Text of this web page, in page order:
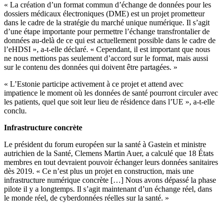
« La création d’un format commun d’échange de données pour les
dossiers médicaux électroniques (DME) est un projet prometteur
dans le cadre de la stratégie du marché unique numérique. Il s’agit
d’une étape importante pour permettre l’échange transfrontalier de
données au-delà de ce qui est actuellement possible dans le cadre de
l’eHDSI », a-t-elle déclaré. « Cependant, il est important que nous
ne nous mettions pas seulement d’accord sur le format, mais aussi
sur le contenu des données qui doivent être partagées. »
« L’Estonie participe activement à ce projet et attend avec
impatience le moment où les données de santé pourront circuler avec
les patients, quel que soit leur lieu de résidence dans l’UE », a-t-elle
conclu.
Infrastructure concrète
Le président du forum européen sur la santé à Gastein et ministre
autrichien de la Santé, Clemens Martin Auer, a calculé que 18 États
membres en tout devraient pouvoir échanger leurs données sanitaires
dès 2019. « Ce n’est plus un projet en construction, mais une
infrastructure numérique concrète […] Nous avons dépassé la phase
pilote il y a longtemps. Il s’agit maintenant d’un échange réel, dans
le monde réel, de cyberdonnées réelles sur la santé. »